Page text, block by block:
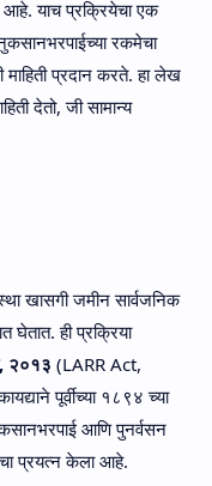
आहे. याच प्रक्रियेचा एक
रकमेचा
प्रदान करते. हा लेख
देतो, जी सामान्य
खासगी जमीन सार्वजनिक
घेतात. ही प्रक्रिया
२०१३ (LARR Act,
पूर्वीच्या १८९४ च्या
आणि पुनर्वसन
प्रयत्न केला आहे.